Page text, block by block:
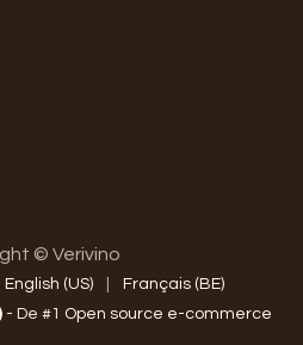
© Verivino
English (US)
Français (BE)
- De #1 Open source e-commerce